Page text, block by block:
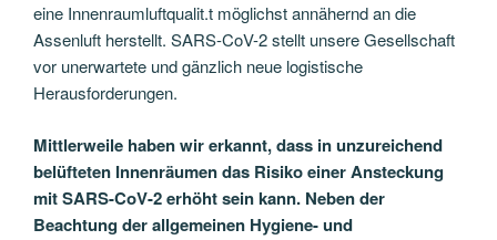
eine Innenraumluftqualit.t möglichst annähernd an die
Assenluft herstellt. SARS-CoV-2 stellt unsere Gesellschaft
vor unerwartete und gänzlich neue logistische
Herausforderungen.
Mittlerweile haben wir erkannt, dass in unzureichend
belüfteten Innenräumen das Risiko einer Ansteckung
mit SARS-CoV-2 erhöht sein kann. Neben der
Beachtung der allgemeinen Hygiene- und